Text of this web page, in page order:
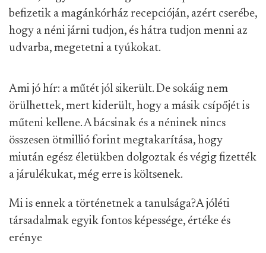
befizetik a magánkórház recepcióján, azért cserébe,
hogy a néni járni tudjon, és hátra tudjon menni az
udvarba, megetetni a tyúkokat.
Ami jó hír: a műtét jól sikerült. De sokáig nem
örülhettek, mert kiderült, hogy a másik csípőjét is
műteni kellene. A bácsinak és a néninek nincs
összesen ötmillió forint megtakarítása, hogy
miután egész életükben dolgoztak és végig fizették
a járulékukat, még erre is költsenek.
Mi is ennek a történetnek a tanulsága?A jóléti
társadalmak egyik fontos képessége, értéke és
erénye